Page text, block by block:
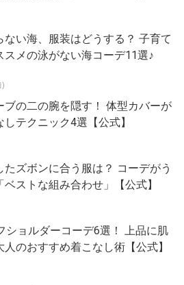
ない海、服装はどうする？ 子育て
スメの泳がない海コーデ11選♪
)
ブの二の腕を隠す！ 体型カバーが
テクニック4選【公式】
たズボンに合う服は？ コーデがう
ベストな組み合わせ」【公式】
ショルダーコーデ6選！ 上品に肌
人のおすすめ着こなし術【公式】